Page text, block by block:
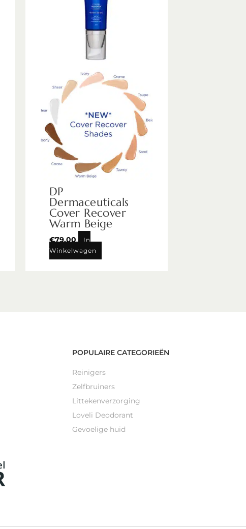
DP
Dermaceuticals
Cover Recover
Warm Beige
€79,00
In
Winkelwagen
POPULAIRE CATEGORIEËN
Reinigers
Zelfbruiners
Littekenverzorging
Loveli Deodorant
Gevoelige huid